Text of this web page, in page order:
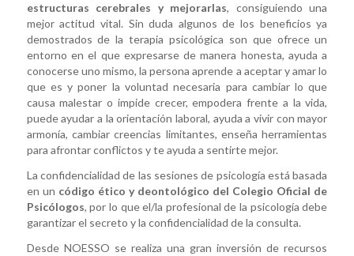
estructuras cerebrales y mejorarlas, consiguiendo una
mejor actitud vital. Sin duda algunos de los beneficios ya
demostrados de la terapia psicológica son que ofrece un
entorno en el que expresarse de manera honesta, ayuda a
conocerse uno mismo, la persona aprende a aceptar y amar lo
que es y poner la voluntad necesaria para cambiar lo que
causa malestar o impide crecer, empodera frente a la vida,
puede ayudar a la orientación laboral, ayuda a vivir con mayor
armonía, cambiar creencias limitantes, enseña herramientas
para afrontar conflictos y te ayuda a sentirte mejor.
La confidencialidad de las sesiones de psicología está basada
en un código ético y deontológico del Colegio Oficial de
Psicólogos, por lo que el/la profesional de la psicología debe
garantizar el secreto y la confidencialidad de la consulta.
Desde NOESSO se realiza una gran inversión de recursos